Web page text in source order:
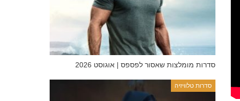
סדרות מומלצות שאסור לפספס | אוגוסט 2026
סדרות טלוויזיה